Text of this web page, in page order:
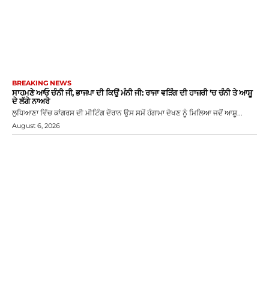
BREAKING NEWS
ਸਾਹਮਣੇ ਆਓ ਚੰਨੀ ਜੀ, ਭਾਜਪਾ ਦੀ ਕਿਉਂ ਮੰਨੀ ਜੀ: ਰਾਜਾ ਵੜਿੰਗ ਦੀ ਹਾਜ਼ਰੀ ’ਚ ਚੰਨੀ ਤੇ ਆਸ਼ੂ
ਦੇ ਲੱਗੇ ਨਾਅਰੇ
ਲੁਧਿਆਣਾ ਵਿੱਚ ਕਾਂਗਰਸ ਦੀ ਮੀਟਿੰਗ ਦੌਰਾਨ ਉਸ ਸਮੇਂ ਹੰਗਾਮਾ ਦੇਖਣ ਨੂੰ ਮਿਲਿਆ ਜਦੋਂ ਆਸ਼ੂ...
August 6, 2026